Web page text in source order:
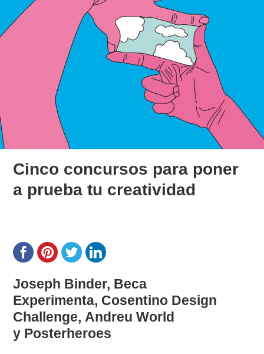
Cinco concursos para poner
a prueba tu creatividad
Joseph Binder, Beca
Experimenta, Cosentino Design
Challenge, Andreu World
y Posterheroes